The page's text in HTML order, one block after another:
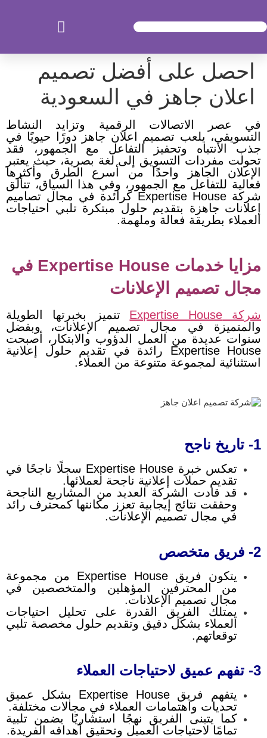
احصل على أفضل تصميم
اعلان جاهز في السعودية
في عصر الاتصالات الرقمية وتزايد النشاط
التسويقي، يلعب تصميم اعلان جاهز دورًا حيويًا في
جذب الانتباه وتحفيز التفاعل مع الجمهور، فقد
تحولت مفردات التسويق إلى لغة بصرية، حيث يعتبر
الإعلان الجاهز واحدًا من أسرع الطرق وأكثرها
فعالية للتفاعل مع الجمهور، وفي هذا السياق، تتألق
شركة Expertise House كرائدة في مجال
تصاميم
إعلانات جاهزة بتقديم حلول مبتكرة تلبي احتياجات
العملاء بطريقة فعالة وملهمة.
مزايا خدمات Expertise House في
مجال تصميم الإعلانات
شركة Expertise House
تتميز بخبرتها الطويلة
والمتميزة في مجال تصميم الإعلانات، وبفضل
سنوات عديدة من العمل الدؤوب والابتكار، أصبحت
Expertise House رائدة في تقديم حلول إعلانية
استثنائية لمجموعة متنوعة من العملاء.
1- تاريخ ناجح
تعكس خبرة Expertise House سجلًا ناجحًا في
تقديم حملات إعلانية ناجحة لعملائها.
قد قادت الشركة العديد من المشاريع الناجحة
وحققت نتائج إيجابية تعزز مكانتها كمحترف رائد
في مجال تصميم الإعلانات.
2- فريق متخصص
يتكون فريق Expertise House من مجموعة
من المحترفين المؤهلين والمتخصصين في
مجال تصميم الإعلانات.
يمتلك الفريق القدرة على تحليل احتياجات
العملاء بشكل دقيق وتقديم حلول مخصصة تلبي
توقعاتهم.
3- تفهم عميق لاحتياجات العملاء
يتفهم فريق Expertise House بشكل عميق
تحديات واهتمامات العملاء في مجالات مختلفة.
كما يتبنى الفريق نهجًا استشاريًا يضمن تلبية
تمامًا لاحتياجات العميل وتحقيق أهدافه الفريدة.